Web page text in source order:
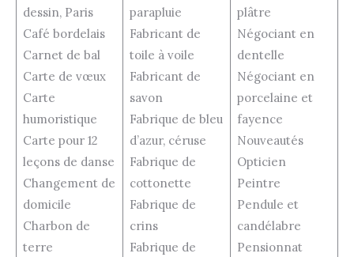
dessin, Paris
Café bordelais
Carnet de bal
Carte de vœux
Carte
humoristique
Carte pour 12
leçons de danse
Changement de
domicile
Charbon de
terre
parapluie
Fabricant de
toile à voile
Fabricant de
savon
Fabrique de bleu
d’azur, céruse
Fabrique de
cottonette
Fabrique de
crins
Fabrique de
plâtre
Négociant en
dentelle
Négociant en
porcelaine et
fayence
Nouveautés
Opticien
Peintre
Pendule et
candélabre
Pensionnat